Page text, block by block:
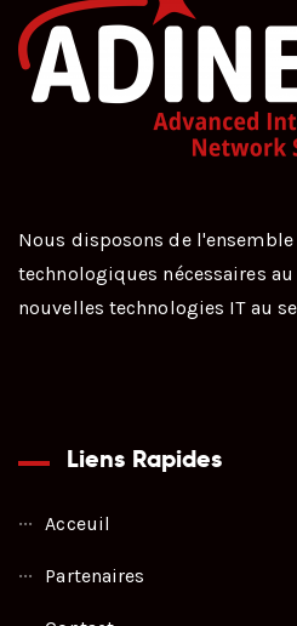
Nous disposons de
technologiques nécessaires
nouvelles technologies IT au
Liens Rapides
Acceuil
Partenaires